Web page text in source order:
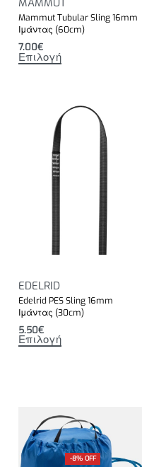
MAMMUT
Mammut Tubular Sling 16mm
Ιμάντας (60cm)
7.00€
Επιλογή
EDELRID
Edelrid PES Sling 16mm
Ιμάντας (30cm)
5.50€
Επιλογή
-8% OFF